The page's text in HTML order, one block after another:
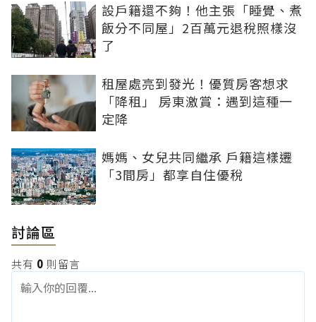
設戶籍還不夠！他主張「睡覺、煮
飯分不同屋」2百萬元退稅照樣沒
了
租屋處亮到發光！優質房客想求
「降租」 房東激賞：遇到這種一
定降
媽媽、女兒共同繼承 戶籍這樣遷
「3間房」都享自住優稅
討論區
共有 0 則留言